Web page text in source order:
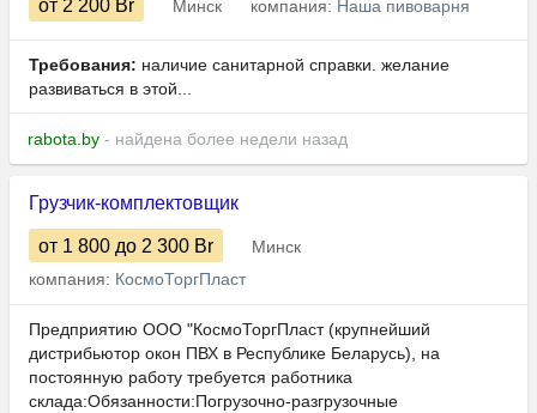
от 2 200 Br Минск компания: Наша пивоварня
Требования: наличие санитарной справки. желание
развиваться в этой...
rabota.by - найдена более недели назад
Грузчик-комплектовщик
от 1 800 до 2 300 Br
Минск
компания: КосмоТоргПласт
Предприятию ООО "КосмоТоргПласт (крупнейший
дистрибьютор окон ПВХ в Республике Беларусь), на
постоянную работу требуется работника
склада:Обязанности:Погрузочно-разгрузочные